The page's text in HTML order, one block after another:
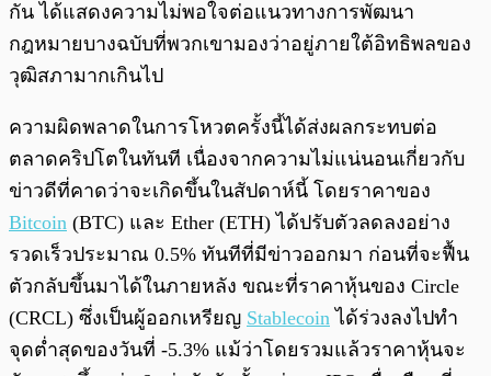
กัน ได้แสดงความไม่พอใจต่อแนวทางการพัฒนา
กฎหมายบางฉบับที่พวกเขามองว่าอยู่ภายใต้อิทธิพลของ
วุฒิสภามากเกินไป
ความผิดพลาดในการโหวตครั้งนี้ได้ส่งผลกระทบต่อ
ตลาดคริปโตในทันที เนื่องจากความไม่แน่นอนเกี่ยวกับ
ข่าวดีที่คาดว่าจะเกิดขึ้นในสัปดาห์นี้ โดยราคาของ
Bitcoin (BTC) และ Ether (ETH) ได้ปรับตัวลดลงอย่าง
รวดเร็วประมาณ 0.5% ทันทีที่มีข่าวออกมา ก่อนที่จะฟื้น
ตัวกลับขึ้นมาได้ในภายหลัง ขณะที่ราคาหุ้นของ Circle
(CRCL) ซึ่งเป็นผู้ออกเหรียญ Stablecoin ได้ร่วงลงไปทำ
จุดต่ำสุดของวันที่ -5.3% แม้ว่าโดยรวมแล้วราคาหุ้นจะ